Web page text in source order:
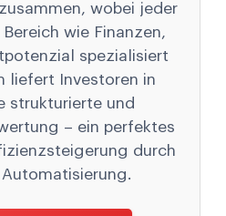
wobei jeder
wie Finanzen,
spezialisiert
liefert Investoren in
strukturierte und
– ein perfektes
durch